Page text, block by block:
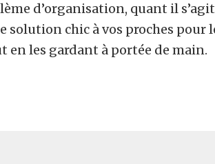
d’organisation, quant il
solution chic à vos proches pour
en les gardant à portée de main.